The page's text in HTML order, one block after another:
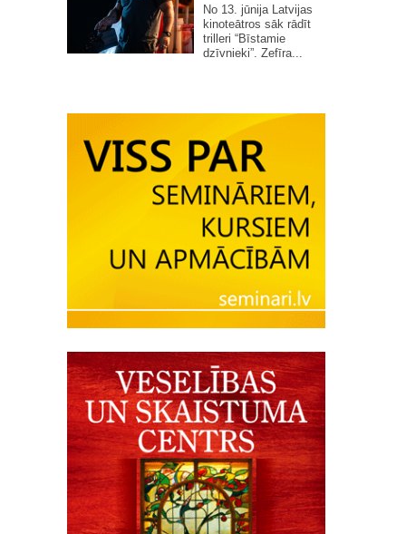
No 13. jūnija Latvijas
kinoteātros sāk rādīt
trilleri “Bīstamie
dzīvnieki”. Zefīra...